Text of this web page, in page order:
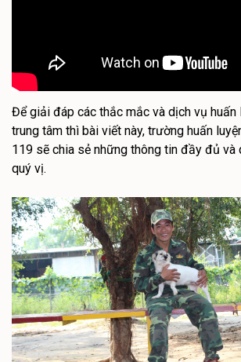
Để giải đáp các thắc mắc và dịch vụ huấn
trung tâm thì bài viết này, trường huấn
119 sẽ chia sẻ những thông tin đầy đủ và
quý vị.